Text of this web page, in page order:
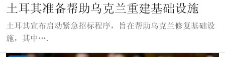
土耳其准备帮助乌克兰重建基础设施
土耳其宣布启动紧急招标程序，旨在帮助乌克兰修复基础设
施，其中….